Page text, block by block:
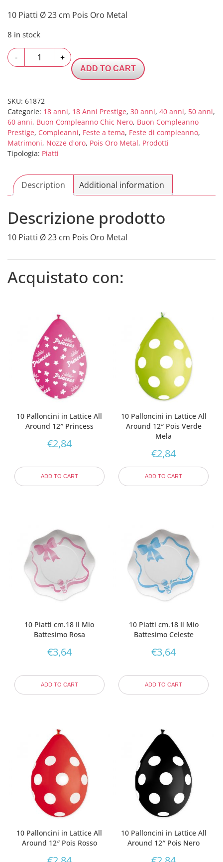
10 Piatti Ø 23 cm Pois Oro Metal
8 in stock
-
Piatti
cm
Pois
Oro
Metal
quantity
+
ADD TO CART
SKU: 61872
Categorie: 18 anni, 18 Anni Prestige, 30 anni, 40 anni, 50 anni,
60 anni, Buon Compleanno Chic Nero, Buon Compleanno
Prestige, Compleanni, Feste a tema, Feste di compleanno,
Matrimoni, Nozze d'oro, Pois Oro Metal, Prodotti
Tipologia: Piatti
Description Additional information
Descrizione prodotto
10 Piatti Ø 23 cm Pois Oro Metal
Acquistato con:
10 Palloncini in Lattice All
Around 12″ Princess
€2,84
ADD TO CART
10 Palloncini in Lattice All
Around 12″ Pois Verde
Mela
€2,84
ADD TO CART
10 Piatti cm.18 Il Mio
Battesimo Rosa
€3,64
ADD TO CART
10 Piatti cm.18 Il Mio
Battesimo Celeste
€3,64
ADD TO CART
10 Palloncini in Lattice All
Around 12″ Pois Rosso
10 Palloncini in Lattice All
Around 12″ Pois Nero